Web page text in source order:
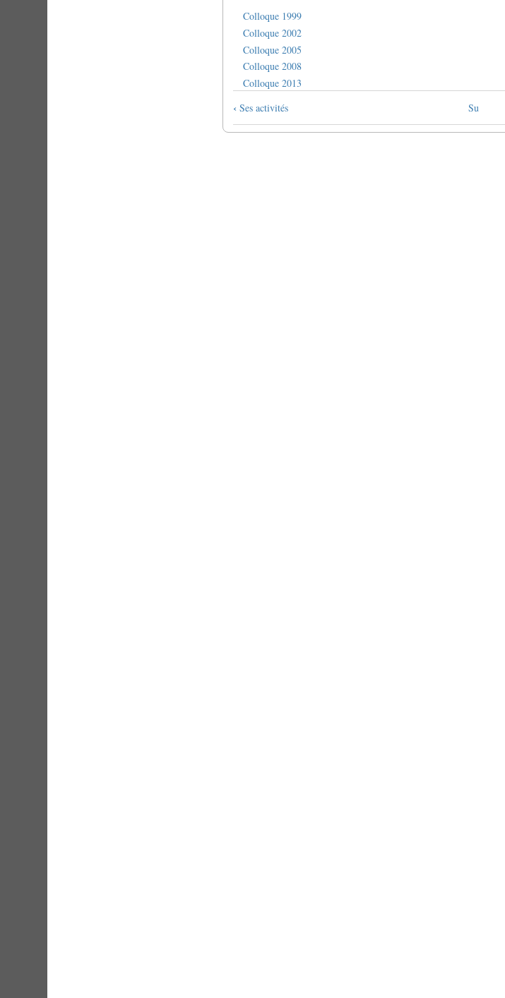
Colloque 1999
Colloque 2002
Colloque 2005
Colloque 2008
Colloque 2013
Link
di
attraversamento
‹ Ses activités Su